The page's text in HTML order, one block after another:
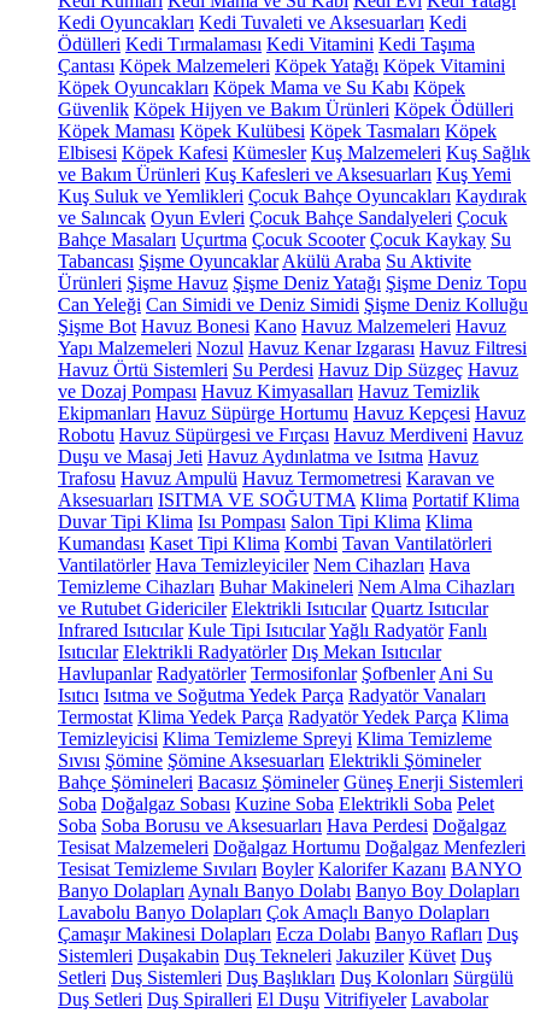
Kedi Oyuncakları Kedi Tuvaleti ve Aksesuarları Kedi
Ödülleri Kedi Tırmalaması Kedi Vitamini Kedi Taşıma
Çantası Köpek Malzemeleri Köpek Yatağı Köpek Vitamini
Köpek Oyuncakları Köpek Mama ve Su Kabı Köpek
Güvenlik Köpek Hijyen ve Bakım Ürünleri Köpek Ödülleri
Köpek Maması Köpek Kulübesi Köpek Tasmaları Köpek
Elbisesi Köpek Kafesi Kümesler Kuş Malzemeleri Kuş Sağlık
ve Bakım Ürünleri Kuş Kafesleri ve Aksesuarları Kuş Yemi
Kuş Suluk ve Yemlikleri Çocuk Bahçe Oyuncakları Kaydırak
ve Salıncak Oyun Evleri Çocuk Bahçe Sandalyeleri Çocuk
Bahçe Masaları Uçurtma Çocuk Scooter Çocuk Kaykay Su
Tabancası Şişme Oyuncaklar Akülü Araba Su Aktivite
Ürünleri Şişme Havuz Şişme Deniz Yatağı Şişme Deniz Topu
Can Yeleği Can Simidi ve Deniz Simidi Şişme Deniz Kolluğu
Şişme Bot Havuz Bonesi Kano Havuz Malzemeleri Havuz
Yapı Malzemeleri Nozul Havuz Kenar Izgarası Havuz Filtresi
Havuz Örtü Sistemleri Su Perdesi Havuz Dip Süzgeç Havuz
ve Dozaj Pompası Havuz Kimyasalları Havuz Temizlik
Ekipmanları Havuz Süpürge Hortumu Havuz Kepçesi Havuz
Robotu Havuz Süpürgesi ve Fırçası Havuz Merdiveni Havuz
Duşu ve Masaj Jeti Havuz Aydınlatma ve Isıtma Havuz
Trafosu Havuz Ampulü Havuz Termometresi Karavan ve
Aksesuarları ISITMA VE SOĞUTMA Klima Portatif Klima
Duvar Tipi Klima Isı Pompası Salon Tipi Klima Klima
Kumandası Kaset Tipi Klima Kombi Tavan Vantilatörleri
Vantilatörler Hava Temizleyiciler Nem Cihazları Hava
Temizleme Cihazları Buhar Makineleri Nem Alma Cihazları
ve Rutubet Gidericiler Elektrikli Isıtıcılar Quartz Isıtıcılar
Infrared Isıtıcılar Kule Tipi IsıtıcılarYağlı Radyatör Fanlı
Isıtıcılar Elektrikli Radyatörler Dış Mekan Isıtıcılar
Havlupanlar Radyatörler Termosifonlar Şofbenler Ani Su
Isıtıcı Isıtma ve Soğutma Yedek Parça Radyatör Vanaları
Termostat Klima Yedek Parça Radyatör Yedek Parça Klima
Temizleyicisi Klima Temizleme Spreyi Klima Temizleme
Sıvısı Şömine Şömine Aksesuarları Elektrikli Şömineler
Bahçe Şömineleri Bacasız Şömineler Güneş Enerji Sistemleri
Soba Doğalgaz Sobası Kuzine Soba Elektrikli Soba Pelet
Soba Soba Borusu ve Aksesuarları Hava Perdesi Doğalgaz
Tesisat Malzemeleri Doğalgaz Hortumu Doğalgaz Menfezleri
Tesisat Temizleme Sıvıları Boyler Kalorifer Kazanı BANYO
Banyo Dolapları Aynalı Banyo Dolabı Banyo Boy Dolapları
Lavabolu Banyo Dolapları Çok Amaçlı Banyo Dolapları
Çamaşır Makinesi Dolapları Ecza Dolabı Banyo Rafları Duş
Sistemleri Duşakabin Duş Tekneleri Jakuziler Küvet Duş
Setleri Duş Sistemleri Duş Başlıkları Duş Kolonları Sürgülü
Duş Setleri Duş Spiralleri El Duşu Vitrifiyeler Lavabolar